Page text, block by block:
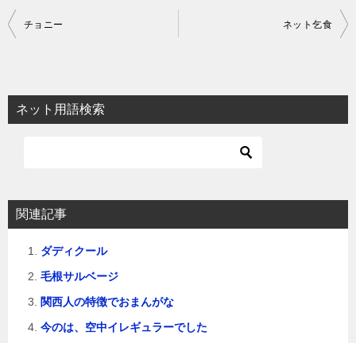
投
ビ
ゲ
ョ
ン
チョニー ネット乞食
ネット用語検索
関連記事
ダディクール
毛根サルベージ
関西人の特徴でおまんがな
今のは、空中イレギュラーでした